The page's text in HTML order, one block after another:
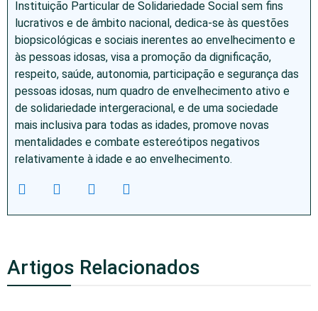
Instituição Particular de Solidariedade Social sem fins
lucrativos e de âmbito nacional, dedica-se às questões
biopsicológicas e sociais inerentes ao envelhecimento e
às pessoas idosas, visa a promoção da dignificação,
respeito, saúde, autonomia, participação e segurança das
pessoas idosas, num quadro de envelhecimento ativo e
de solidariedade intergeracional, e de uma sociedade
mais inclusiva para todas as idades, promove novas
mentalidades e combate estereótipos negativos
relativamente à idade e ao envelhecimento.
Artigos Relacionados